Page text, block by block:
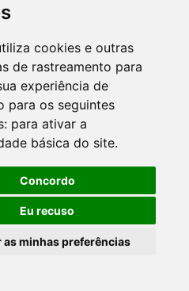
cookies e outras
de rastreamento para
experiência de
para os seguintes
para ativar a
básica do site.
Concordo
Eu recuso
as minhas preferências